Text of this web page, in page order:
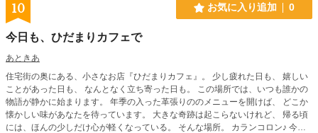
10 お気に入り追加 0
今日も、ひだまりカフェで
あときあ
住宅街の奥にある、小さなお店『ひだまりカフェ』。 少し疲れた日も、 嬉しい
ことがあった日も、 なんとなく立ち寄った日も。 この場所では、いつも誰かの
物語が静かに始まります。 年季の入った革張りののメニューを開けば、 どこか
懐かしい味があなたを待っています。 大きな奇跡は起こらないけれど、 帰る頃
には、ほんの少しだけ心が軽くなっている。 そんな場所。 カランコロン♪ 今日